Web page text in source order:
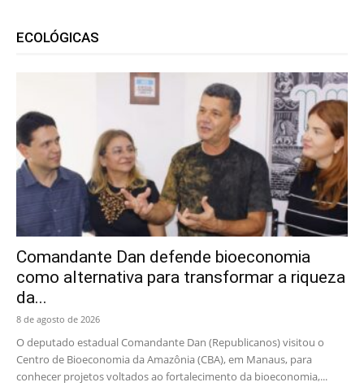
ECOLÓGICAS
Comandante Dan defende bioeconomia
como alternativa para transformar a riqueza
da...
8 de agosto de 2026
O deputado estadual Comandante Dan (Republicanos) visitou o
Centro de Bioeconomia da Amazônia (CBA), em Manaus, para
conhecer projetos voltados ao fortalecimento da bioeconomia,...